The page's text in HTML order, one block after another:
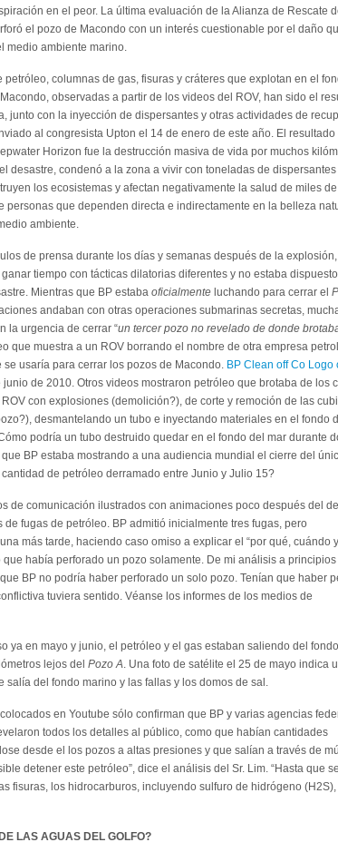
en el peor. La última evaluación de la Alianza de Rescate
el pozo de Macondo con un interés cuestionable por el daño
medio ambiente marino.
columnas de gas, fisuras y cráteres que explotan en el
observadas a partir de los videos del ROV, han sido el
junto con la inyección de dispersantes y otras actividades de
al congresista Upton el 14 de enero de este año. El resultado
Horizon fue la destrucción masiva de vida por muchos
desastre, condenó a la zona a vivir con toneladas de dispersantes
los ecosistemas y afectan negativamente la salud de miles de
personas que dependen directa e indirectamente en la belleza
ambiente.
de prensa durante los días y semanas después de la
tiempo con tácticas dilatorias diferentes y no estaba
Mientras que BP estaba oficialmente luchando para cerrar el
andaban con otras operaciones submarinas secretas,
la urgencia de cerrar “un tercer pozo no revelado de donde
que muestra a un ROV borrando el nombre de otra empresa
usaría para cerrar los pozos de Macondo. BP Clean off Co Logo
de 2010. Otros videos mostraron petróleo que brotaba de los
con explosiones (demolición?), de corte y remoción de las
desmantelando un tubo e inyectando materiales en el fondo
podría un tubo destruido quedar en el fondo del mar durante
BP estaba mostrando a una audiencia mundial el cierre del
de petróleo derramado entre Junio y Julio 15?
de comunicación ilustrados con animaciones poco después del
fugas de petróleo. BP admitió inicialmente tres fugas, pero
más tarde, haciendo caso omiso a explicar el “por qué, cuándo
había perforado un pozo solamente. De mi análisis a principios
BP no podría haber perforado un solo pozo. Tenían que haber
tuviera sentido. Véanse los informes de los medios de
ya en mayo y junio, el petróleo y el gas estaban saliendo del
lejos del Pozo A. Una foto de satélite el 25 de mayo indica
salía del fondo marino y las fallas y los domos de sal.
en Youtube sólo confirman que BP y varias agencias
todos los detalles al público, como que habían cantidades
desde el los pozos a altas presiones y que salían a través de
detener este petróleo”, dice el análisis del Sr. Lim. “Hasta que se
fisuras, los hidrocarburos, incluyendo sulfuro de hidrógeno (H2S),
LAS AGUAS DEL GOLFO?